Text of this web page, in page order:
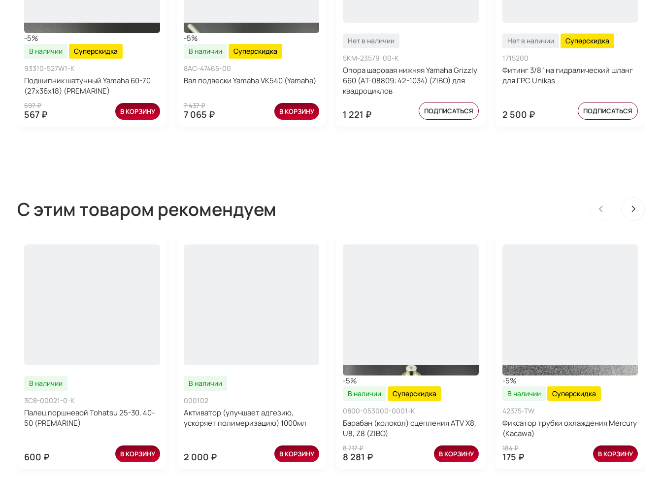
-5%
В наличии
Суперскидка
93310-527W1-K
Подшипник шатунный Yamaha 60-70
(27x36x18) (PREMARINE)
597 ₽
567 ₽ В КОРЗИНУ
-5%
В наличии
Суперскидка
8AC-47465-00
Вал подвески Yamaha VK540 (Yamaha)
7 437 ₽
7 065 ₽ В КОРЗИНУ
Нет в наличии
5KM-23579-00-K
Опора шаровая нижняя Yamaha Grizzly
660 (AT-08809: 42-1034) (ZIBO) для
квадроциклов
1 221 ₽ ПОДПИСАТЬСЯ
Нет в наличии
Суперскидка
1715200
Фитинг 3/8" на гидралический шланг
для ГРС Unikas
2 500 ₽ ПОДПИСАТЬСЯ
С этим товаром рекомендуем
В наличии
3C8-00021-0-K
Палец поршневой Tohatsu 25-30, 40-
50 (PREMARINE)
600 ₽ В КОРЗИНУ
В наличии
000102
Активатор (улучшает адгезию,
ускоряет полимеризацию) 1000мл
2 000 ₽ В КОРЗИНУ
-5%
В наличии
Суперскидка
0800-053000-0001-K
Барабан (колокол) сцепления ATV X8,
U8, Z8 (ZIBO)
8 717 ₽
8 281 ₽ В КОРЗИНУ
-5%
В наличии
Суперскидка
42375-TW
Фиксатор трубки охлаждения Mercury
(Kacawa)
184 ₽
175 ₽ В КОРЗИНУ